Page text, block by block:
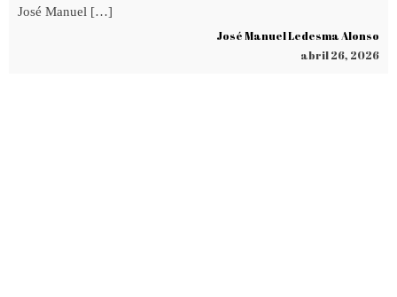
José Manuel […]
José Manuel Ledesma Alonso
abril 26, 2026